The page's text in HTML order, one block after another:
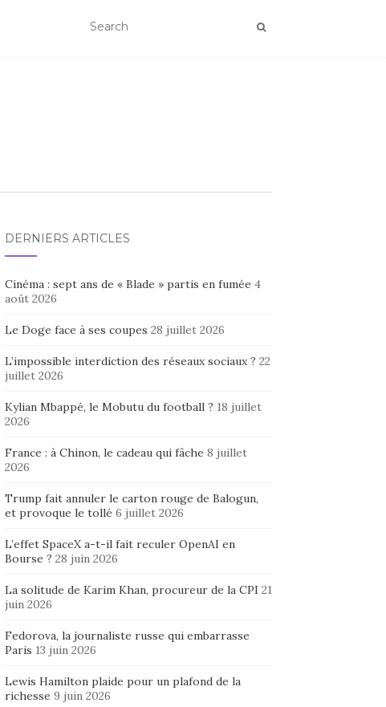
DERNIERS ARTICLES
Cinéma : sept ans de « Blade » partis en fumée 4
août 2026
Le Doge face à ses coupes 28 juillet 2026
L’impossible interdiction des réseaux sociaux ? 22
juillet 2026
Kylian Mbappé, le Mobutu du football ? 18 juillet
2026
France : à Chinon, le cadeau qui fâche 8 juillet
2026
Trump fait annuler le carton rouge de Balogun,
et provoque le tollé 6 juillet 2026
L’effet SpaceX a-t-il fait reculer OpenAI en
Bourse ? 28 juin 2026
La solitude de Karim Khan, procureur de la CPI 21
juin 2026
Fedorova, la journaliste russe qui embarrasse
Paris 13 juin 2026
Lewis Hamilton plaide pour un plafond de la
richesse 9 juin 2026